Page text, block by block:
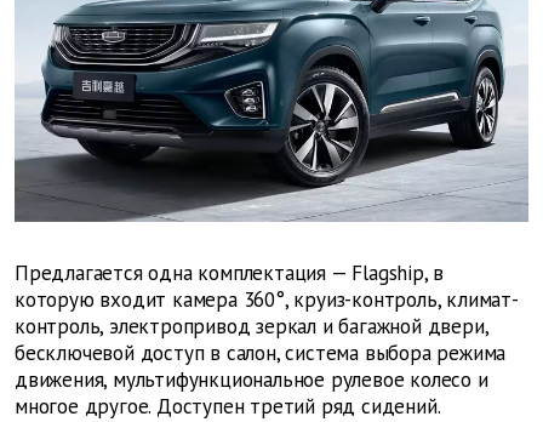
Предлагается одна комплектация — Flagship, в
которую входит камера 360°, круиз-контроль, климат-
контроль, электропривод зеркал и багажной двери,
бесключевой доступ в салон, система выбора режима
движения, мультифункциональное рулевое колесо и
многое другое. Доступен третий ряд сидений.